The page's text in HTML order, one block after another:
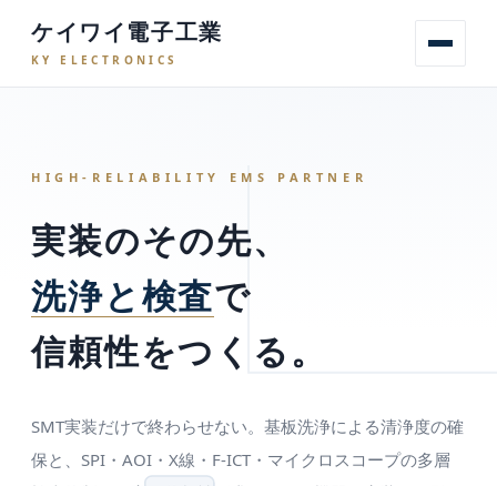
ケイワイ電子工業
KY ELECTRONICS
HIGH-RELIABILITY EMS PARTNER
実装のその先、
洗浄と検査で
信頼性をつくる。
SMT実装だけで終わらせない。基板洗浄による清浄度の確
保と、SPI・AOI・X線・F-ICT・マイクロスコープの多層